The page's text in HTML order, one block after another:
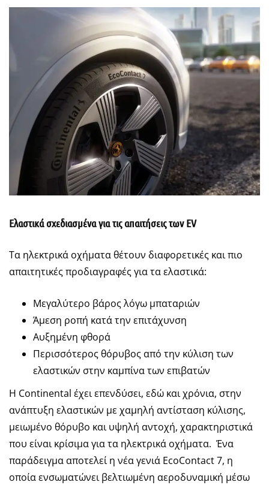
Ελαστικά σχεδιασμένα για τις απαιτήσεις των EV
Τα ηλεκτρικά οχήματα θέτουν διαφορετικές και πιο
απαιτητικές προδιαγραφές για τα ελαστικά:
Μεγαλύτερο βάρος λόγω μπαταριών
Άμεση ροπή κατά την επιτάχυνση
Αυξημένη φθορά
Περισσότερος θόρυβος από την κύλιση των
ελαστικών στην καμπίνα των επιβατών
Η Continental έχει επενδύσει, εδώ και χρόνια, στην
ανάπτυξη ελαστικών με χαμηλή αντίσταση κύλισης,
μειωμένο θόρυβο και υψηλή αντοχή, χαρακτηριστικά
που είναι κρίσιμα για τα ηλεκτρικά οχήματα. Ένα
παράδειγμα αποτελεί η νέα γενιά EcoContact 7, η
οποία ενσωματώνει βελτιωμένη αεροδυναμική μέσω